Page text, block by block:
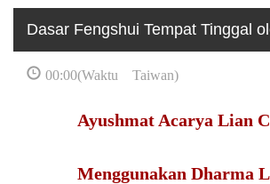
Dasar Fengshui Tempat Tinggal
00:00(Waktu Taiwan)
Ayushmat Acarya Lian
Menggunakan Dharma